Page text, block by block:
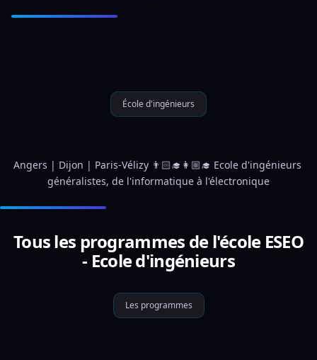
École d'ingénieurs
Angers | Dijon | Paris-Vélizy 👨🏻‍🎓👩🏼‍🎓 Ecole d'ingénieurs
généralistes, de l'informatique à l'électronique
Tous les programmes de l'école ESEO
- Ecole d'ingénieurs
Les programmes